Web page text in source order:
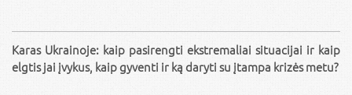
Karas Ukrainoje: kaip pasirengti ekstremaliai situacijai ir kaip
elgtis jai įvykus, kaip gyventi ir ką daryti su įtampa krizės metu?